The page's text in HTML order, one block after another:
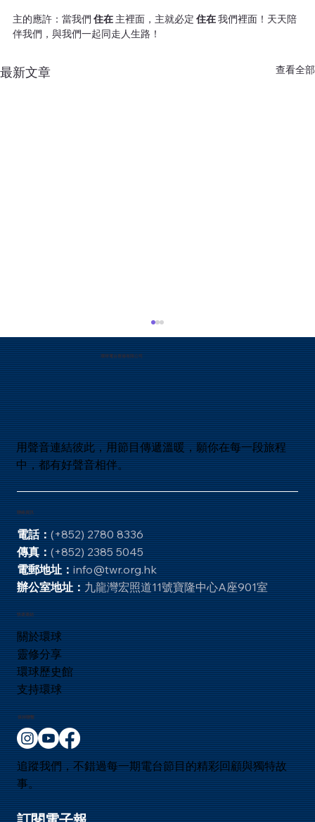
主的應許：當我們 住在 主裡面，主就必定 住在 我們裡面！天天陪
伴我們，與我們一起同走人生路！
最新文章 查看全部
聖經舊約的確有記載神後悔一些所作的事，最早
是創世記六6記載神後悔造人在地上，曾經在培
靈會講道會中聽過引用撒母耳記下廿四章提及大
衛數點人口以後自責，向神禱告說犯了大罪，耶
和華降瘟疫與以色列人後，耶和華後悔了： 和合
本是這樣記載的：天使向 耶路撒冷 伸手要滅城
的時候，耶和華 後悔 ，就不降這災了，吩咐滅
民的天使說： 「夠了！住手吧！」 那時耶和華
的使者在耶布斯人 亞勞拿的禾場那裏。（撒母耳
記下 24:
環球電台香港有限公司
用聲音連結彼此，用節目傳遞溫暖，願你在每一段旅程
中，都有好聲音相伴。
聯絡資訊
電話：(+852) 2780 8336
傳真：(+852) 2385 5045
電郵地址：info@twr.org.hk
辦公室地址：九龍灣宏照道11號寶隆中心A座901室
快速連結
關於環球
靈修分享
環球歷史館
支持環球
保持聯繫
追蹤我們，不錯過每一期電台節目的精彩回顧與獨特故
事。